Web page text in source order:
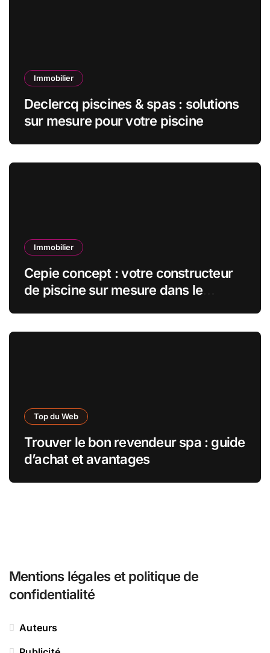
Immobilier
Declercq piscines & spas : solutions
sur mesure pour votre piscine
Immobilier
Cepie concept : votre constructeur
de piscine sur mesure dans le
Top du Web
Trouver le bon revendeur spa : guide
d’achat et avantages
Mentions légales et politique de
confidentialité
Auteurs